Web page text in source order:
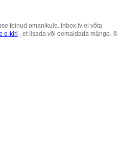
teinud omanikule. Inbox.lv ei võta
e-kiri , et lisada või eemaldada mänge. ©